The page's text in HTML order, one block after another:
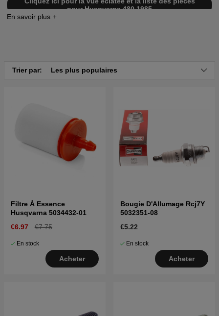
pour Husqvarna 480 1985
Trier par: Les plus populaires
Filtre À Essence
Husqvarna 5034432-01
€6.97
€7.75
En stock
Acheter
Bougie D'Allumage Rcj7Y
5032351-08
€5.22
En stock
Acheter